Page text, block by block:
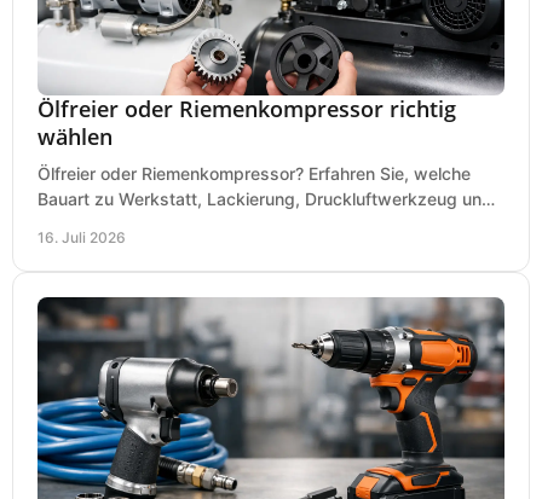
Ölfreier oder Riemenkompressor richtig
wählen
Ölfreier oder Riemenkompressor? Erfahren Sie, welche
Bauart zu Werkstatt, Lackierung, Druckluftwerkzeug und
16. Juli 2026